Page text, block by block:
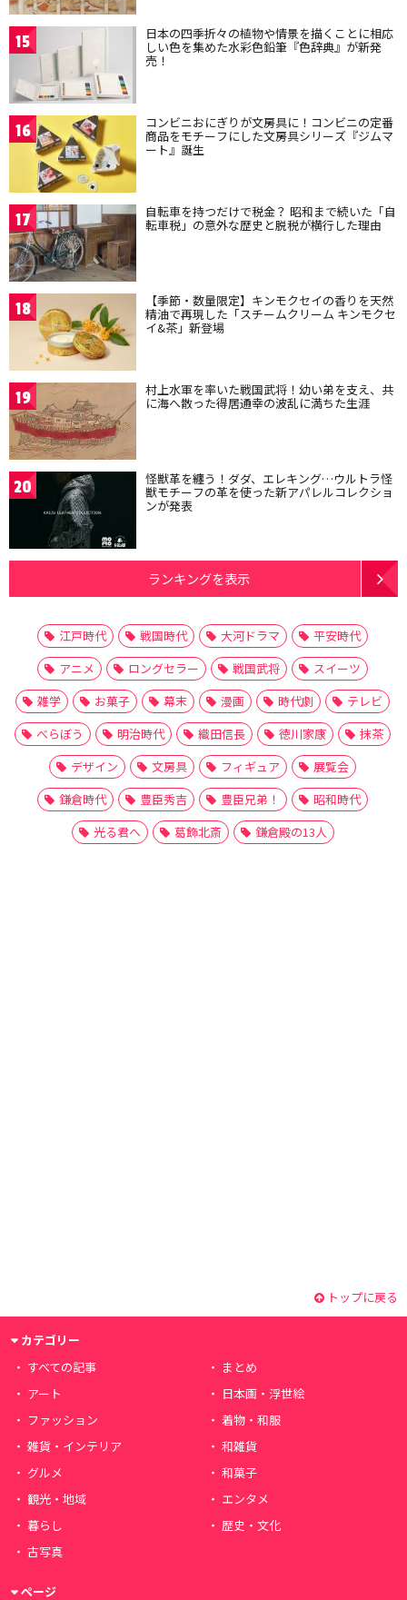
15 日本の四季折々の植物や情景を描くことに相応
しい色を集めた水彩色鉛筆『色辞典』が新発
売！
16 コンビニおにぎりが文房具に！コンビニの定番
商品をモチーフにした文房具シリーズ『ジムマ
ート』誕生
17 自転車を持つだけで税金？ 昭和まで続いた「自
転車税」の意外な歴史と脱税が横行した理由
18 【季節・数量限定】キンモクセイの香りを天然
精油で再現した「スチームクリーム キンモクセ
イ&茶」新登場
19 村上水軍を率いた戦国武将！幼い弟を支え、共
に海へ散った得居通幸の波乱に満ちた生涯
20 怪獣革を纏う！ダダ、エレキング…ウルトラ怪
獣モチーフの革を使った新アパレルコレクショ
ンが発表
ランキングを表示
江戸時代 戦国時代 大河ドラマ
平安時代
アニメ
ロングセラー 戦国武将
スイーツ
雑学
お菓子 幕末 漫画 時代劇
テレビ
べらぼう
明治時代 織田信長 徳川家康
抹茶
デザイン
文房具 フィギュア
展覧会
鎌倉時代
豊臣秀吉 豊臣兄弟！
昭和時代
光る君へ
葛飾北斎 鎌倉殿の13人
トップに戻る
カテゴリー
すべての記事
まとめ
アート
日本画・浮世絵
ファッション
着物・和服
雑貨・インテリア
和雑貨
グルメ
和菓子
観光・地域
エンタメ
暮らし
歴史・文化
古写真
ページ